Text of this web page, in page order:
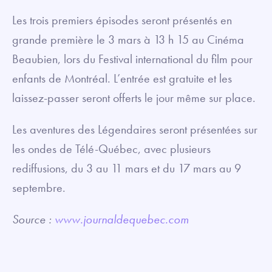
Les trois premiers épisodes seront présentés en
grande première le 3 mars à 13 h 15 au Cinéma
Beaubien, lors du Festival international du film pour
enfants de Montréal. L’entrée est gratuite et les
laissez-passer seront offerts le jour même sur place.
Les aventures des Légendaires seront présentées sur
les ondes de Télé-Québec, avec plusieurs
rediffusions, du 3 au 11 mars et du 17 mars au 9
septembre.
Source : www.journaldequebec.com